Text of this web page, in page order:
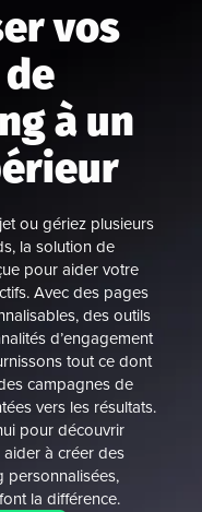
vos
à un
ou gériez plusieurs
la solution de
pour aider votre
Avec des pages
des outils
d’engagement
tout ce dont
campagnes de
vers les résultats.
pour découvrir
à créer des
la différence.